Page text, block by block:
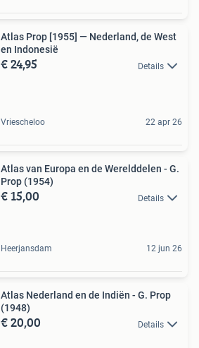
Atlas Prop [1955] — Nederland, de West
en Indonesië
€ 24,95 Details
Vriescheloo 22 apr 26
Atlas van Europa en de Werelddelen - G.
Prop (1954)
€ 15,00 Details
Heerjansdam 12 jun 26
Atlas Nederland en de Indiën - G. Prop
(1948)
€ 20,00 Details